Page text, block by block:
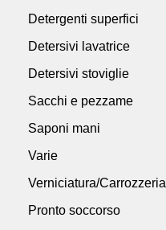
Detergenti superfici
Detersivi lavatrice
Detersivi stoviglie
Sacchi e pezzame
Saponi mani
Varie
Verniciatura/Carrozzeria
Pronto soccorso